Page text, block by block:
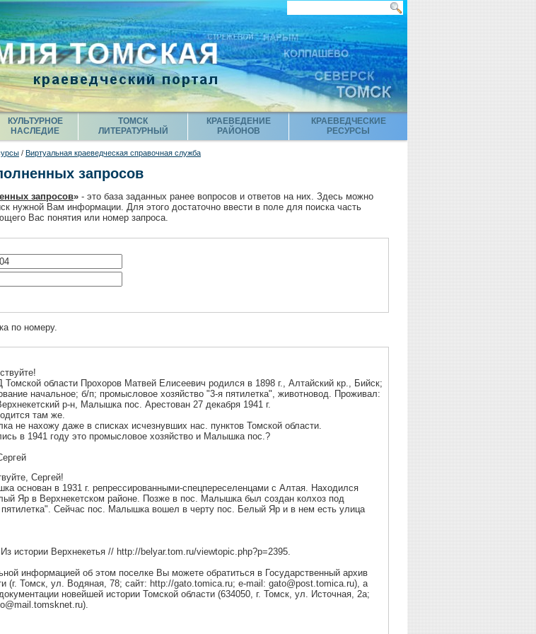
КУЛЬТУРНОЕ
НАСЛЕДИЕ
ТОМСК
ЛИТЕРАТУРНЫЙ
КРАЕВЕДЕНИЕ
РАЙОНОВ
КРАЕВЕДЧЕСКИЕ
РЕСУРСЫ
/ Виртуальная краеведческая справочная служба
запросов
запросов» - это база заданных ранее вопросов и ответов на них. Здесь можно
нужной Вам информации. Для этого достаточно ввести в поле для поиска часть
Вас понятия или номер запроса.
по номеру.
области Прохоров Матвей Елисеевич родился в 1898 г., Алтайский кр., Бийск;
начальное; б/п; промысловое хозяйство "3-я пятилетка", животновод. Проживал:
р-н, Малышка пос. Арестован 27 декабря 1941 г.
там же.
не нахожу даже в списках исчезнувших нас. пунктов Томской области.
в 1941 году это промысловое хозяйство и Малышка пос.?
Сергей!
основан в 1931 г. репрессированными-спецпереселенцами с Алтая. Находился
Яр в Верхнекетском районе. Позже в пос. Малышка был создан колхоз под
пятилетка". Сейчас пос. Малышка вошел в черту пос. Белый Яр и в нем есть улица
истории Верхнекетья // http://belyar.tom.ru/viewtopic.php?p=2395.
информацией об этом поселке Вы можете обратиться в Государственный архив
(г. Томск, ул. Водяная, 78; сайт: http://gato.tomica.ru; e-mail: gato@post.tomica.ru), а
новейшей истории Томской области (634050, г. Томск, ул. Источная, 2а;